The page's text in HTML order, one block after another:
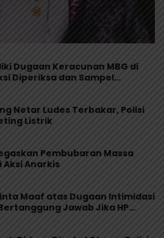
Dugaan Keracunan MBG di
Diperiksa dan Sampel
Netar Ludes Terbakar, Polisi
Listrik
Pembubaran Massa
Aksi Anarkis
Maaf atas Dugaan Intimidasi
Jawab Jika HP